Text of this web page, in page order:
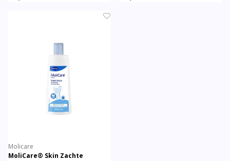
irritatie door urine en vocht, zonder
zones en huidplooien.
Molicare
MoliCare® Skin Zachte